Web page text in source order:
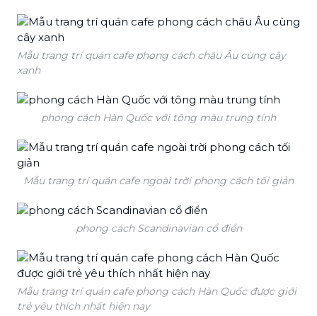
Mẫu trang trí quán cafe phong cách châu Âu cùng cây
xanh
phong cách Hàn Quốc với tông màu trung tính
Mẫu trang trí quán cafe ngoài trời phong cách tối giản
phong cách Scandinavian cổ điển
Mẫu trang trí quán cafe phong cách Hàn Quốc được giới
trẻ yêu thích nhất hiện nay